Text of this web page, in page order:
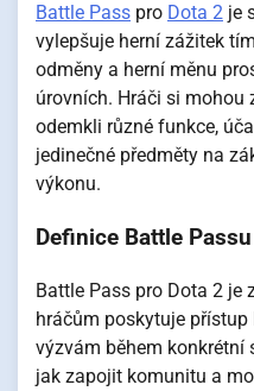
Battle Pass pro Dota 2 je
vylepšuje herní zážitek
odměny a herní měnu
úrovních. Hráči si mohou
odemkli různé funkce,
jedinečné předměty na
výkonu.
Definice Battle
Battle Pass pro Dota 2 je
hráčům poskytuje
výzvám během konkrétní
jak zapojit komunitu a